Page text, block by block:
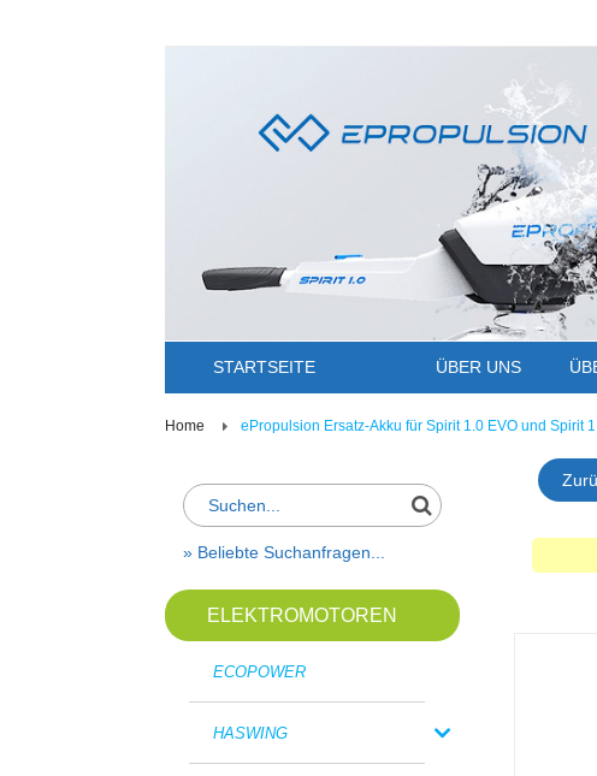
STARTSEITE ÜBER UNS
Home ePropulsion Ersatz-Akku für Spirit 1.0 EVO und Spirit
Suche
» Beliebte Suchanfragen...
ELEKTROMOTOREN
ECOPOWER
HASWING